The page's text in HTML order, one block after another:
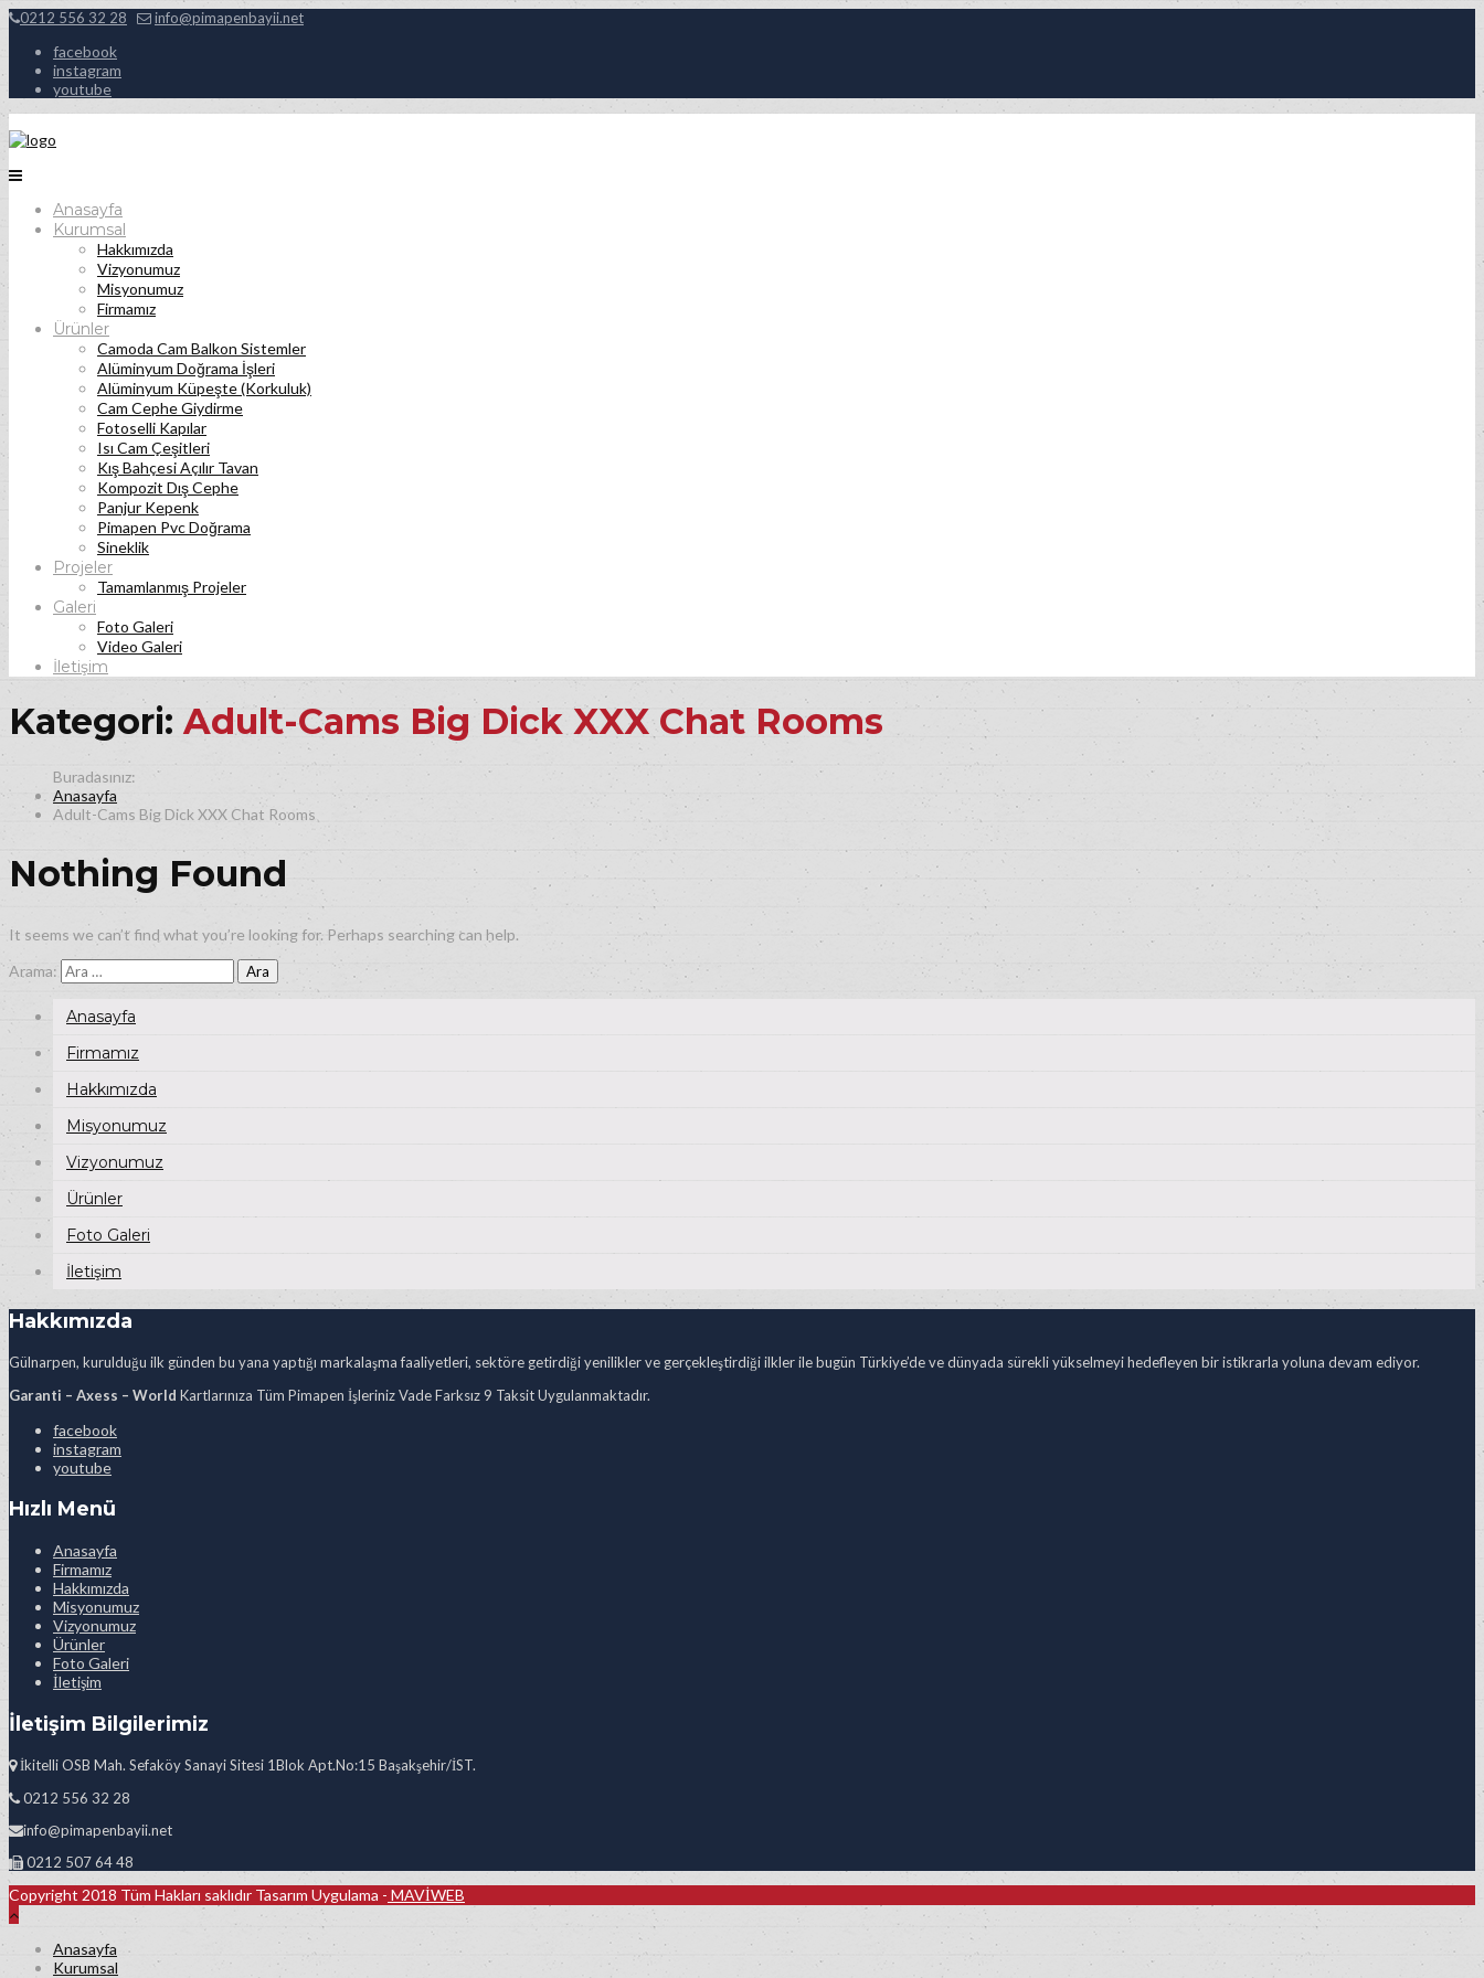
0212 556 32 28 info@pimapenbayii.net
facebook
instagram
youtube
Anasayfa
Kurumsal
Hakkımızda
Vizyonumuz
Misyonumuz
Firmamız
Ürünler
Camoda Cam Balkon Sistemler
Alüminyum Doğrama İşleri
Alüminyum Küpeşte (Korkuluk)
Cam Cephe Giydirme
Fotoselli Kapılar
Isı Cam Çeşitleri
Kış Bahçesi Açılır Tavan
Kompozit Dış Cephe
Panjur Kepenk
Pimapen Pvc Doğrama
Sineklik
Projeler
Tamamlanmış Projeler
Galeri
Foto Galeri
Video Galeri
İletişim
Kategori: Adult-Cams Big Dick XXX Chat Rooms
Anasayfa
Adult-Cams Big Dick XXX Chat Rooms
Nothing Found
It seems we can’t find what you’re looking for. Perhaps searching can help.
Arama:
Anasayfa
Firmamız
Hakkımızda
Misyonumuz
Vizyonumuz
Ürünler
Foto Galeri
İletişim
Hakkımızda
Gülnarpen, kurulduğu ilk günden bu yana yaptığı markalaşma faaliyetleri, sektöre getirdiği yenilikler ve gerçekleştirdiği ilkler ile bugün Türkiye’de ve dünyada sürekli yükselmeyi hedefleyen bir istikrarla yoluna devam ediyor.
Garanti – Axess – World Kartlarınıza Tüm Pimapen İşleriniz Vade Farksız 9 Taksit Uygulanmaktadır.
facebook
instagram
youtube
Hızlı Menü
Anasayfa
Firmamız
Hakkımızda
Misyonumuz
Vizyonumuz
Ürünler
Foto Galeri
İletişim
İletişim Bilgilerimiz
İkitelli OSB Mah. Sefaköy Sanayi Sitesi 1Blok Apt.No:15 Başakşehir/İST.
0212 556 32 28
info@pimapenbayii.net
0212 507 64 48
Copyright 2018 Tüm Hakları saklıdır Tasarım Uygulama - MAVİWEB
Anasayfa
Kurumsal